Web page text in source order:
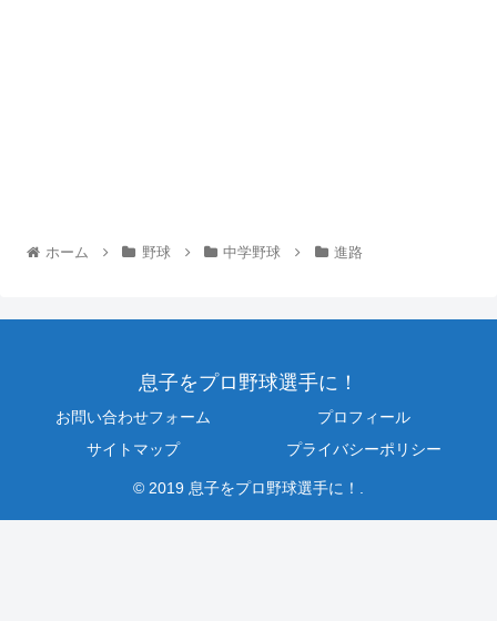
ホーム 野球 中学野球 進路
息子をプロ野球選手に！
お問い合わせフォーム
プロフィール
サイトマップ
プライバシーポリシー
© 2019 息子をプロ野球選手に！.